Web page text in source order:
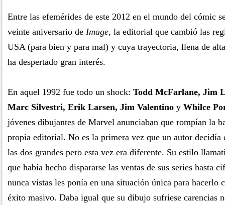
Entre las efemérides de este 2012 en el mundo del cómic
veinte aniversario de Image, la editorial que cambió las
USA (para bien y para mal) y cuya trayectoria, llena de
ha despertado gran interés.
En aquel 1992 fue todo un shock: Todd McFarlane, Jim
Marc Silvestri, Erik Larsen, Jim Valentino y Whilce
jóvenes dibujantes de Marvel anunciaban que rompían la
propia editorial. No es la primera vez que un autor decidía
las dos grandes pero esta vez era diferente. Su estilo
que había hecho dispararse las ventas de sus series hasta
nunca vistas les ponía en una situación única para hacerlo
éxito masivo. Daba igual que su dibujo sufriese carencias